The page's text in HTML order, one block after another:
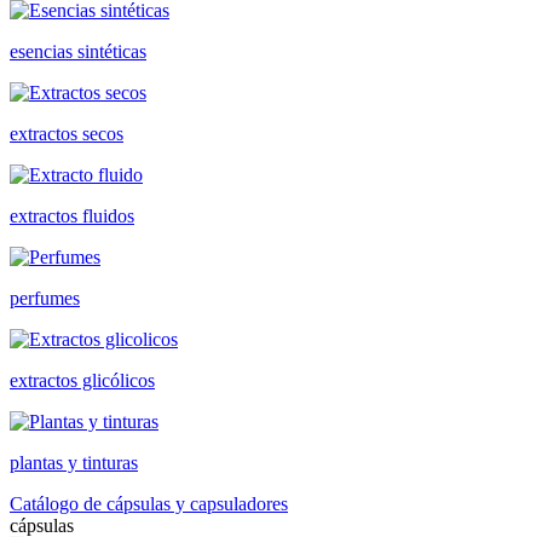
esencias sintéticas
extractos secos
extractos fluidos
perfumes
extractos glicólicos
plantas y tinturas
Catálogo de cápsulas y capsuladores
cápsulas